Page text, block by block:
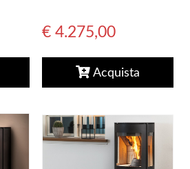
€ 4.275,00
Acquista